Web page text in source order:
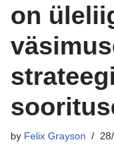
on
by Felix Grayson